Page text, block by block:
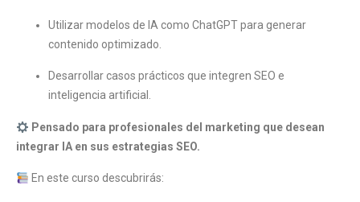
Utilizar modelos de IA como ChatGPT para generar
contenido optimizado.
Desarrollar casos prácticos que integren SEO e
inteligencia artificial.
Pensado para profesionales del marketing que desean
integrar IA en sus estrategias SEO.
En este curso descubrirás: